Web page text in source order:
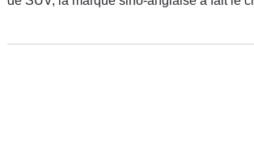
imposante de 61 kWh qui anime un